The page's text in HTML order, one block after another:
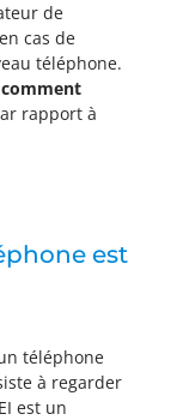
de
en cas de
téléphone.
comment
rapport à
est
téléphone
à regarder
est un